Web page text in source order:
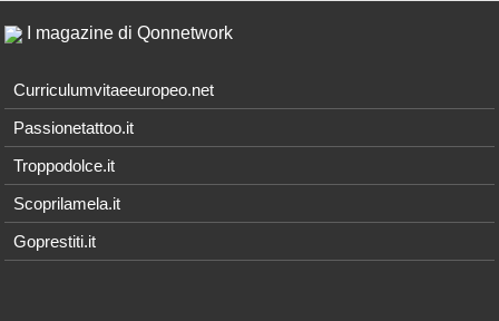
I magazine di Qonnetwork
Curriculumvitaeeuropeo.net
Passionetattoo.it
Troppodolce.it
Scoprilamela.it
Goprestiti.it